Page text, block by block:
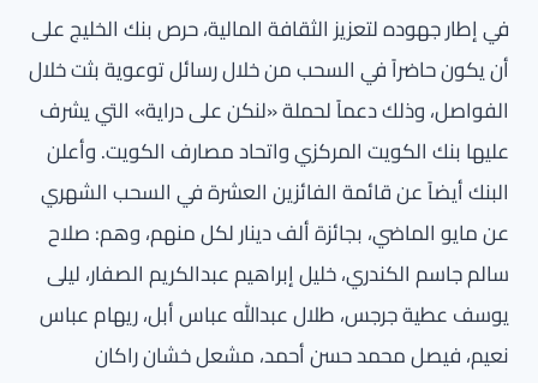
في إطار جهوده لتعزيز الثقافة المالية، حرص بنك الخليج على
أن يكون حاضراً في السحب من خلال رسائل توعوية بثت خلال
الفواصل، وذلك دعماً لحملة «لنكن على دراية» التي يشرف
عليها بنك الكويت المركزي واتحاد مصارف الكويت. وأعلن
البنك أيضاً عن قائمة الفائزين العشرة في السحب الشهري
عن مايو الماضي، بجائزة ألف دينار لكل منهم، وهم: صلاح
سالم جاسم الكندري، خليل إبراهيم عبدالكريم الصفار، ليلى
يوسف عطية جرجس، طلال عبدالله عباس أبل، ريهام عباس
نعيم، فيصل محمد حسن أحمد، مشعل خشان راكان